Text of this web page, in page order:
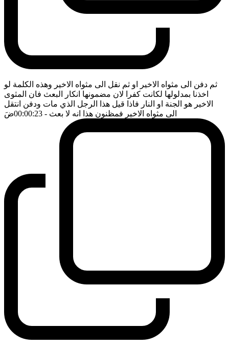
ثم دفن الى مثواه الاخير او ثم نقل الى مثواه الاخير وهذه الكلمة لو
اخذنا بمدلولها لكانت كفرا لان مضمونها انكار البعث فان المثوى
الاخير هو الجنة او النار فاذا قيل هذا الرجل الذي مات ودفن انتقل
الى مثواه الاخير فمظنون هذا انه لا بعث - 00:00:23 ضَ